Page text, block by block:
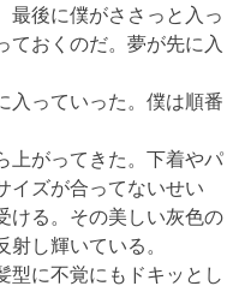
最後に僕がささっと入っ
ておくのだ。夢が先に入
入っていった。僕は順番
上がってきた。下着やパ
イズが合ってないせい
ける。その美しい灰色の
し輝いている。
型に不覚にもドキッとし